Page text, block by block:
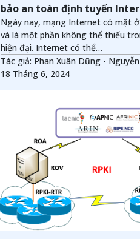
bảo an toàn định tuyến
Ngày nay, mạng Internet có mặt
và là một phần không thể thiếu
hiện đại. Internet có thể…
Tác giả: Phan Xuân Dũng -
18 Tháng 6, 2024